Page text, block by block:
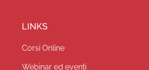
LINKS
Corsi Online
Webinar ed eventi